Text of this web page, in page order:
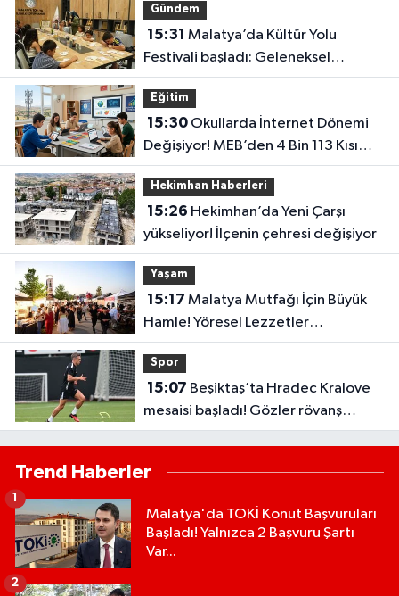
Gündem
15:31
Festivali başladı: Geleneksel
sanatlar yeniden hayat buluyor
Eğitim
15:30Okullarda İnternet Dönemi
Değişiyor! MEB’den 4 Bin 113 Kısım
İçin Büyük İhale
Hekimhan Haberleri
15:26
yükseliyor! İlçenin çehresi değişiyor
Yaşam
15:17
Hamle! Yöresel Lezzetler
Gastronomi Sokağı’nda Buluştu
Spor
15:07
mesaisi başladı! Gözler rövanş
maçında
Trend Haberler
Malatya'da TOKİ Konut Başvuruları
Başladı! Yalnızca 2 Başvuru Şartı
Var...
1
2